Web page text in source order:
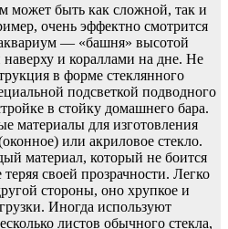
может быть как сложной, так и
очень эффектно смотрится
— «башня» высотой
наверху и кораллами на дне. Не
в форме стеклянного
подсветкой подводного
в стойку домашнего бара.
материалы для изготовления
или акриловое стекло.
материал, который не боится
своей прозрачности. Легко
стороны, оно хрупкое и
Иногда используют
листов обычного стекла,